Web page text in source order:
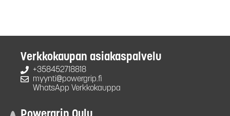
Verkkokaupan asiakaspalvelu
+358452718818
myynti@powergrip.fi
WhatsApp Verkkokauppa